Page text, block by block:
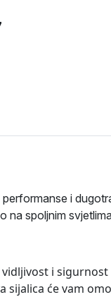
i
na spoljnim
i
će vam